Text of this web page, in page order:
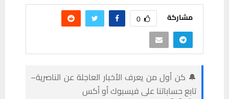
مشاركة 0
🔔 كن أول من يعرف الأخبار العاجلة عن الناصرية–
تابع حساباتنا على فيسبوك أو أكس